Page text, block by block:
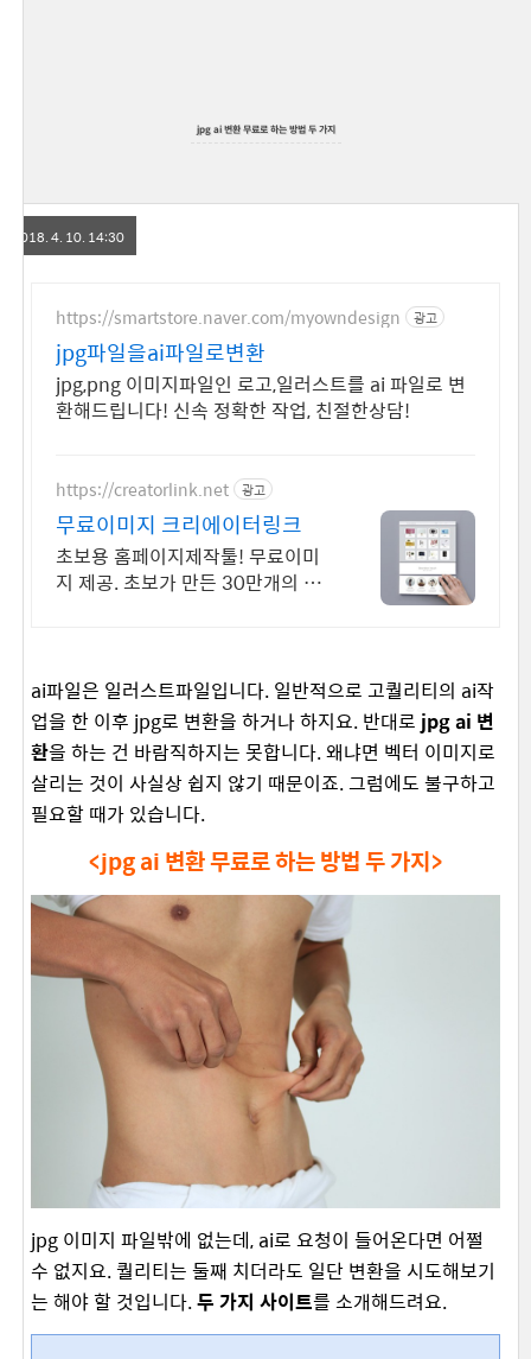
jpg ai 변환 무료로 하는 방법 두 가지
2018. 4. 10. 14:30
https://smartstore.naver.com/myowndesign 광고
jpg파일을ai파일로변환
jpg,png 이미지파일인 로고,일러스트를 ai 파일로 변
환해드립니다! 신속 정확한 작업, 친절한상담!
https://creatorlink.net 광고
무료이미지 크리에이터링크
초보용 홈페이지제작툴! 무료이미
지 제공. 초보가 만든 30만개의 홈
ai파일은 일러스트파일입니다. 일반적으로 고퀄리티의 ai작
업을 한 이후 jpg로 변환을 하거나 하지요. 반대로 jpg ai 변
환을 하는 건 바람직하지는 못합니다. 왜냐면 벡터 이미지로
살리는 것이 사실상 쉽지 않기 때문이죠. 그럼에도 불구하고
필요할 때가 있습니다.
<jpg ai 변환 무료로 하는 방법 두 가지>
jpg 이미지 파일밖에 없는데, ai로 요청이 들어온다면 어쩔
수 없지요. 퀄리티는 둘째 치더라도 일단 변환을 시도해보기
는 해야 할 것입니다.두 가지 사이트를 소개해드려요.